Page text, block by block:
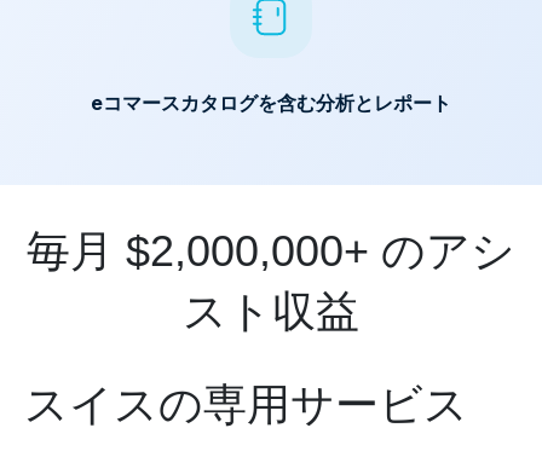
eコマースカタログを含む分析とレポート
毎月 $2,000,000+ のアシ
スト収益
スイスの専用サービス